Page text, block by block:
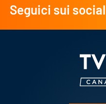
Seguici sui social